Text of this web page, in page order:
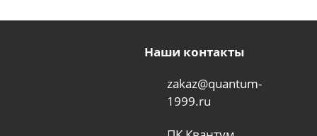
Наши контакты
zakaz@quantum-
1999.ru